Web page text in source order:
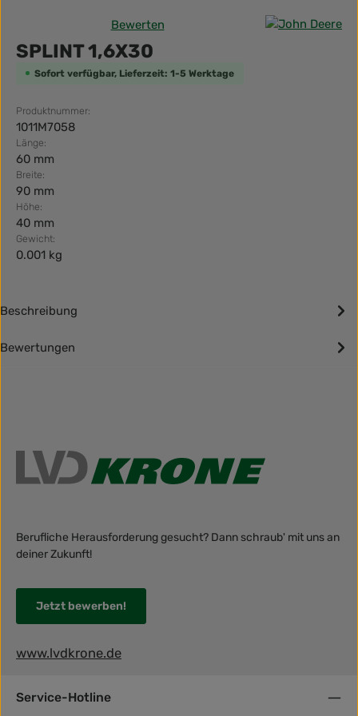
Durchschnittliche Bewertung von 0 von 5 Sternen
Bewerten
SPLINT 1,6X30
Sofort verfügbar, Lieferzeit: 1-5 Werktage
Produktnummer:
1011M7058
Länge:
60 mm
Breite:
90 mm
Höhe:
40 mm
Gewicht:
0.001 kg
Beschreibung
Bewertungen
Berufliche Herausforderung gesucht? Dann schraub' mit uns an
deiner Zukunft!
Jetzt bewerben!
www.lvdkrone.de
Service-Hotline